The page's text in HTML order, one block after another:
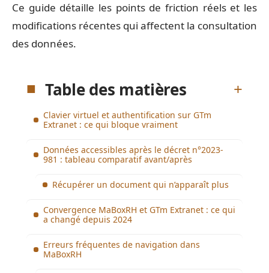
Ce guide détaille les points de friction réels et les
modifications récentes qui affectent la consultation
des données.
Table des matières
Clavier virtuel et authentification sur GTm
Extranet : ce qui bloque vraiment
Données accessibles après le décret n°2023-
981 : tableau comparatif avant/après
Récupérer un document qui n’apparaît plus
Convergence MaBoxRH et GTm Extranet : ce qui
a changé depuis 2024
Erreurs fréquentes de navigation dans
MaBoxRH